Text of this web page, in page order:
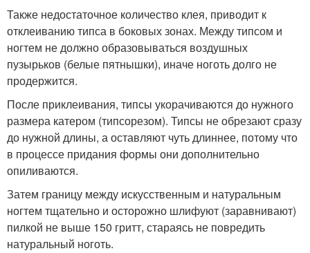
Также недостаточное количество клея, приводит к
отклеиванию типса в боковых зонах. Между типсом и
ногтем не должно образовываться воздушных
пузырьков (белые пятнышки), иначе ноготь долго не
продержится.
После приклеивания, типсы укорачиваются до нужного
размера катером (типсорезом). Типсы не обрезают сразу
до нужной длины, а оставляют чуть длиннее, потому что
в процессе придания формы они дополнительно
опиливаются.
Затем границу между искусственным и натуральным
ногтем тщательно и осторожно шлифуют (заравнивают)
пилкой не выше 150 гритт, стараясь не повредить
натуральный ноготь.